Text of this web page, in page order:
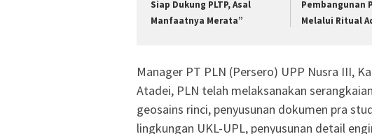
Siap Dukung PLTP, Asal
Manfaatnya Merata”
Pembangunan
Melalui Ritual
Manager PT PLN (Persero) UPP Nusra III,
Atadei, PLN telah melaksanakan
geosains rinci, penyusunan dokumen pra
lingkungan UKL-UPL, penyusunan detail